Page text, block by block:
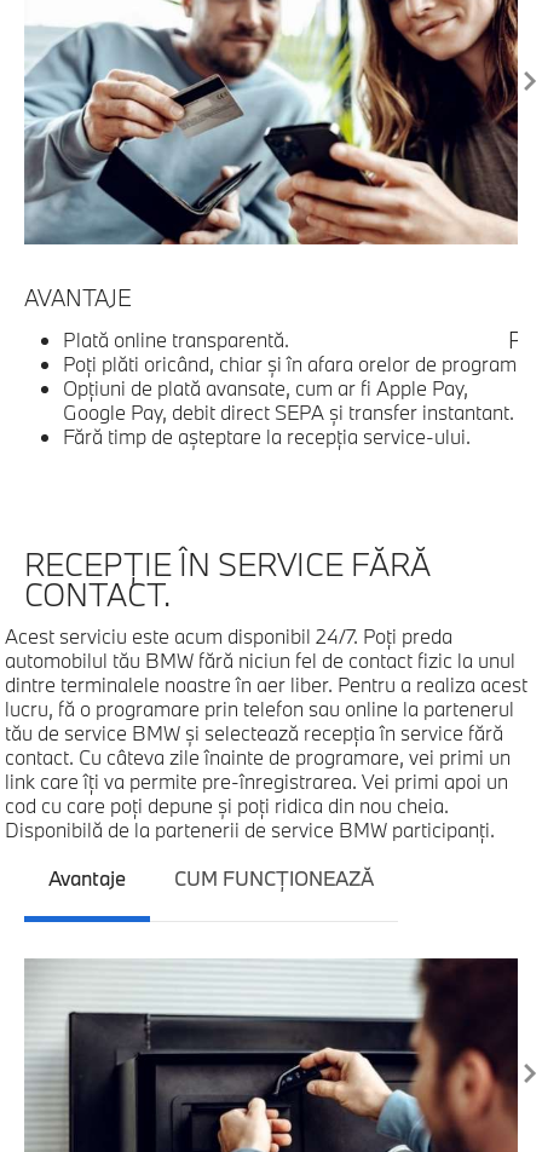
AVANTAJE
Plată online transparentă.
Poţi plăti oricând, chiar şi în afara orelor de program.
Opţiuni de plată avansate, cum ar fi Apple Pay,
Google Pay, debit direct SEPA şi transfer instantant.
Fără timp de aşteptare la recepţia service-ului.
RECEPŢIE ÎN SERVICE FĂRĂ
CONTACT.
Acest serviciu este acum disponibil 24/7. Poţi preda
automobilul tău BMW fără niciun fel de contact fizic la unul
dintre terminalele noastre în aer liber. Pentru a realiza acest
lucru, fă o programare prin telefon sau online la partenerul
tău de service BMW şi selectează recepţia în service fără
contact. Cu câteva zile înainte de programare, vei primi un
link care îţi va permite pre-înregistrarea. Vei primi apoi un
cod cu care poţi depune şi poţi ridica din nou cheia.
Disponibilă de la partenerii de service BMW participanţi.
Avantaje
CUM FUNCŢIONEAZĂ